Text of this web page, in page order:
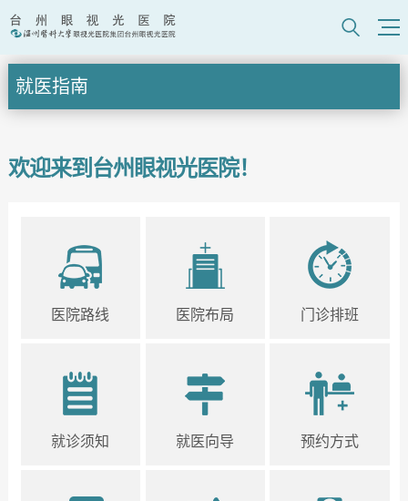
就医指南
欢迎来到台州眼视光医院！
医院路线 医院布局 门诊排班
就诊须知 就医向导 预约方式